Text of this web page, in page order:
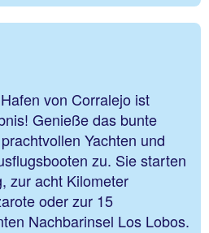
von Corralejo ist
Genieße das bunte
Yachten und
zu. Sie starten
zur acht Kilometer
oder zur 15
Nachbarinsel Los Lobos.